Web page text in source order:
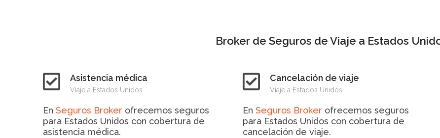
Broker de Seguros de Viaje a Estados
Asistencia médica
Viaje a Estados Unidos
En Seguros Broker ofrecemos seguros
para Estados Unidos con cobertura de
asistencia médica.
Cancelación de viaje
Viaje a Estados Unidos
EnSeguros Broker ofrecemos seguros
para Estados Unidos con cobertura de
cancelación de viaje.